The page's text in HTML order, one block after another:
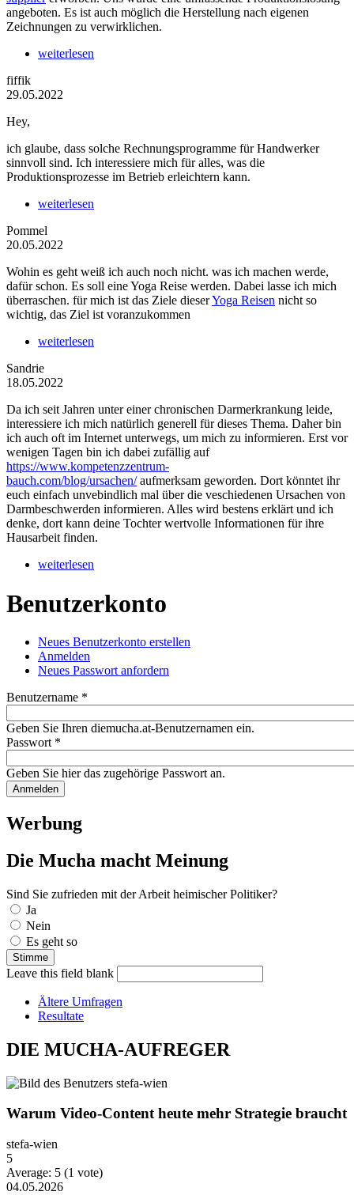
angeboten. Es ist auch möglich die Herstellung nach eigenen
Zeichnungen zu verwirklichen.
weiterlesen
fiffik
29.05.2022
Hey,
ich glaube, dass solche Rechnungsprogramme für Handwerker
sinnvoll sind. Ich interessiere mich für alles, was die
Produktionsprozesse im Betrieb erleichtern kann.
weiterlesen
Pommel
20.05.2022
Wohin es geht weiß ich auch noch nicht. was ich machen werde,
dafür schon. Es soll eine Yoga Reise werden. Dabei lasse ich mich
überraschen. für mich ist das Ziele dieserYoga Reisen nicht so
wichtig, das Ziel ist voranzukommen
weiterlesen
Sandrie
18.05.2022
Da ich seit Jahren unter einer chronischen Darmerkrankung leide,
interessiere ich mich natürlich generell für dieses Thema. Daher bin
ich auch oft im Internet unterwegs, um mich zu informieren. Erst vor
wenigen Tagen bin ich dabei zufällig auf
https://www.kompetenzzentrum-
bauch.com/blog/ursachen/aufmerksam geworden. Dort könntet ihr
euch einfach unvebindlich mal über die veschiedenen Ursachen von
Darmbeschwerden informieren. Alles wird bestens erklärt und ich
denke, dort kann deine Tochter wertvolle Informationen für ihre
Hausarbeit finden.
weiterlesen
Benutzerkonto
Haupt-Reiter
Neues Benutzerkonto erstellen
Anmelden
Neues Passwort anfordern
Benutzername *
Geben Sie Ihren diemucha.at-Benutzernamen ein.
Passwort *
Geben Sie hier das zugehörige Passwort an.
Werbung
Die Mucha macht Meinung
Sind Sie zufrieden mit der Arbeit heimischer Politiker?
Auswahlmöglichkeiten
Ja
Nein
Es geht so
Leave this field blank
Ältere Umfragen
Resultate
DIE MUCHA-AUFREGER
Warum Video-Content heute mehr Strategie braucht
stefa-wien
5
Average: 5 (1 vote)
04.05.2026